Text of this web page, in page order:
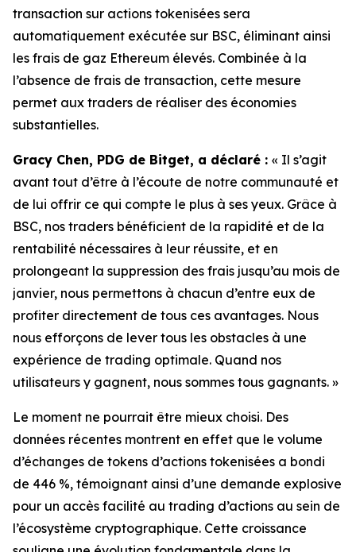
transaction sur actions tokenisées sera
automatiquement exécutée sur BSC, éliminant ainsi
les frais de gaz Ethereum élevés. Combinée à la
l’absence de frais de transaction, cette mesure
permet aux traders de réaliser des économies
substantielles.
Gracy Chen, PDG de Bitget, a déclaré : « Il s’agit
avant tout d’être à l’écoute de notre communauté et
de lui offrir ce qui compte le plus à ses yeux. Grâce à
BSC, nos traders bénéficient de la rapidité et de la
rentabilité nécessaires à leur réussite, et en
prolongeant la suppression des frais jusqu’au mois de
janvier, nous permettons à chacun d’entre eux de
profiter directement de tous ces avantages. Nous
nous efforçons de lever tous les obstacles à une
expérience de trading optimale. Quand nos
utilisateurs y gagnent, nous sommes tous gagnants. »
Le moment ne pourrait être mieux choisi. Des
données récentes montrent en effet que le volume
d’échanges de tokens d’actions tokenisées a bondi
de 446 %, témoignant ainsi d’une demande explosive
pour un accès facilité au trading d’actions au sein de
l’écosystème cryptographique. Cette croissance